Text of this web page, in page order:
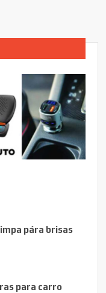
pára brisas
para carro